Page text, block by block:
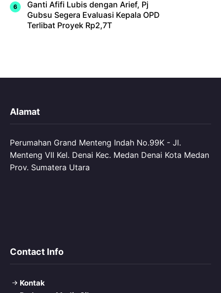
Ganti Afifi Lubis dengan Arief, Pj
Gubsu Segera Evaluasi Kepala OPD
Terlibat Proyek Rp2,7T
Alamat
Perumahan Grand Menteng Indah No.99K - Jl.
Menteng VII Kel. Denai Kec. Medan Denai Kota Medan
Prov. Sumatera Utara
Contact Info
Kontak